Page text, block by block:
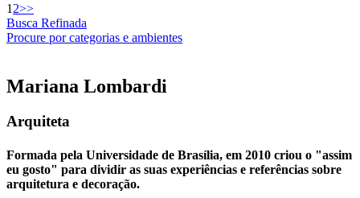
1 2>>
Busca Refinada
Procure por categorias e ambientes
Mariana Lombardi
Arquiteta
Formada pela Universidade de Brasília, em 2010 criou o "assim
eu gosto" para dividir as suas experiências e referências sobre
arquitetura e decoração.